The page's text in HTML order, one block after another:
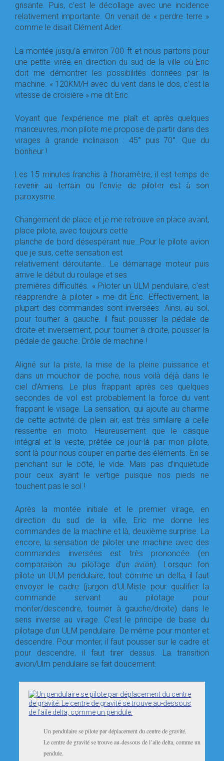
grisante. Puis, c’est le décollage avec une incidence
relativement importante. On venait de « perdre terre »
comme le disait Clément Ader.
La montée jusqu’à environ 700 ft et nous partons pour
une petite virée en direction du sud de la ville où Eric
doit me démontrer les possibilités données par la
machine. « 120KM/H avec du vent dans le dos, c’est la
vitesse de croisière » me dit Eric.
Voyant que l’expérience me plaît et après quelques
manœuvres, mon pilote me propose de partir dans des
virages à grande inclinaison : 45° puis 70°. Que du
bonheur !
Les 15 minutes franchis à l’horamètre, il est temps de
revenir au terrain ou l’envie de piloter est à son
paroxysme.
Changement de place et je me retrouve en place avant,
place pilote, avec toujours cette
planche de bord désespérant nue…Pour le pilote avion
que je suis, cette sensation est
relativement déroutante… Le démarrage moteur puis
arrive le début du roulage et ses
premières difficultés. « Piloter un ULM pendulaire, c’est
réapprendre à piloter » me dit Eric. Effectivement, la
plupart des commandes sont inversées. Ainsi, au sol,
pour tourner à gauche, il faut pousser la pédale de
droite et inversement, pour tourner à droite, pousser la
pédale de gauche. Drôle de machine !
Aligné sur la piste, la mise de la pleine puissance et
dans un mouchoir de poche, nous voilà déjà dans le
ciel d’Amiens. Le plus frappant après ces quelques
secondes de vol est probablement la force du vent
frappant le visage. La sensation, qui ajoute au charme
de cette activité de plein air, est très similaire à celle
ressentie en moto. Heureusement que le casque
intégral et la veste, prêtée ce jour-là par mon pilote,
sont là pour nous couper en partie des éléments. En se
penchant sur le côté, le vide. Mais pas d’inquiétude
pour ceux ayant le vertige puisque nos pieds ne
touchent pas le sol !
Après la montée initiale et le premier virage, en
direction du sud de la ville, Eric me donne les
commandes de la machine et là, deuxième surprise. La
encore, la sensation de piloter une machine avec des
commandes inversées est très prononcée (en
comparaison au pilotage d’un avion). Lorsque l’on
pilote un ULM pendulaire, tout comme un delta, il faut
envoyer le cadre (jargon d’ULMiste pour qualifier la
commande servant au pilotage pour
monter/descendre, tourner à gauche/droite) dans le
sens inverse au virage. C’est le principe de base du
pilotage d’un ULM pendulaire. De même pour monter et
descendre. Pour monter, il faut pousser sur le cadre et
pour descendre, il faut tirer dessus. La transition
avion/Ulm pendulaire se fait doucement.
Un pendulaire se pilote par déplacement du centre de gravité.
Le centre de gravité se trouve au-dessous de l’aile delta, comme un
pendule.